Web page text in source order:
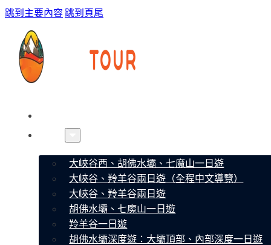
跳到主要內容 跳到頁尾
大峽谷西、胡佛水壩、七魔山一日遊
大峽谷、羚羊谷兩日遊（全程中文導覽）
大峽谷、羚羊谷兩日遊
胡佛水壩、七魔山一日遊
羚羊谷一日遊
胡佛水壩深度遊：大壩頂部、內部深度一日遊